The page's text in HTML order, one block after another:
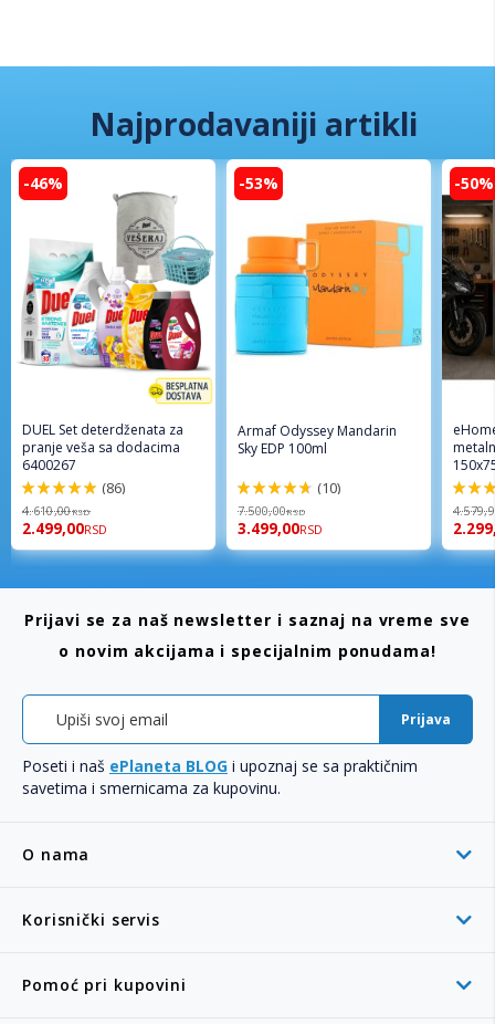
Najprodavaniji artikli
-46%
DUEL Set deterdženata za
pranje veša sa dodacima
6400267
98%
(86)
4.610,00RSD
2.499,00RSD
-53%
Armaf Odyssey Mandarin
Sky EDP 100ml
94%
(10)
7.500,00RSD
3.499,00RSD
-50%
96%
O nama
Korisnički servis
Pomoć pri kupovini
Prijavi se za naš newsletter i saznaj na vreme sve
o novim akcijama i specijalnim ponudama!
Prijava
Poseti i naš ePlaneta BLOG i upoznaj se sa praktičnim
savetima i smernicama za kupovinu.